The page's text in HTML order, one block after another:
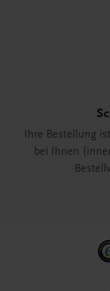
Ihre Bestellung
bei Ihnen